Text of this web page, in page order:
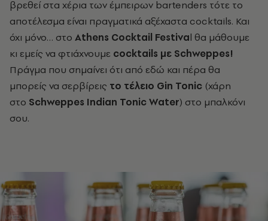
βρεθεί στα χέρια των έμπειρων bartenders τότε το
αποτέλεσμα είναι πραγματικά αξέχαστα cocktails. Και
όχι μόνο… στο Athens Cocktail Festival θα μάθουμε
κι εμείς να φτιάχνουμε cocktails με Schweppes!
Πράγμα που σημαίνει ότι από εδώ και πέρα θα
μπορείς να σερβίρεις το τέλειο Gin Tonic (χάρη
στο Schweppes Indian TonicWater) στο μπαλκόνι
σου.